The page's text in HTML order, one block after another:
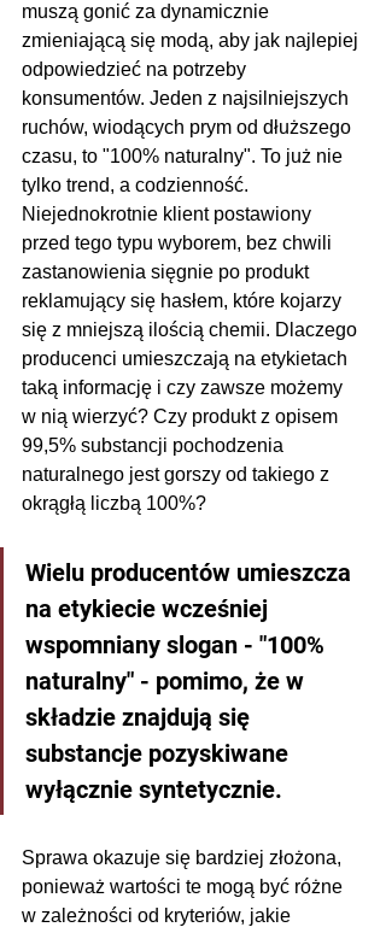
muszą gonić za dynamicznie
zmieniającą się modą, aby jak najlepiej
odpowiedzieć na potrzeby
konsumentów. Jeden z najsilniejszych
ruchów, wiodących prym od dłuższego
czasu, to "100% naturalny". To już nie
tylko trend, a codzienność.
Niejednokrotnie klient postawiony
przed tego typu wyborem, bez chwili
zastanowienia sięgnie po produkt
reklamujący się hasłem, które kojarzy
się z mniejszą ilością chemii. Dlaczego
producenci umieszczają na etykietach
taką informację i czy zawsze możemy
w nią wierzyć? Czy produkt z opisem
99,5% substancji pochodzenia
naturalnego jest gorszy od takiego z
okrągłą liczbą 100%?
Wielu producentów umieszcza
na etykiecie wcześniej
wspomniany slogan - "100%
naturalny" - pomimo, że w
składzie znajdują się
substancje pozyskiwane
wyłącznie syntetycznie.
Sprawa okazuje się bardziej złożona,
ponieważ wartości te mogą być różne
w zależności od kryteriów, jakie